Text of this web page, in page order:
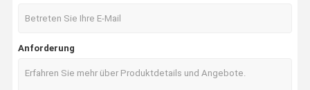
Maschinen zum Stichen von Nadeln
Anforderung